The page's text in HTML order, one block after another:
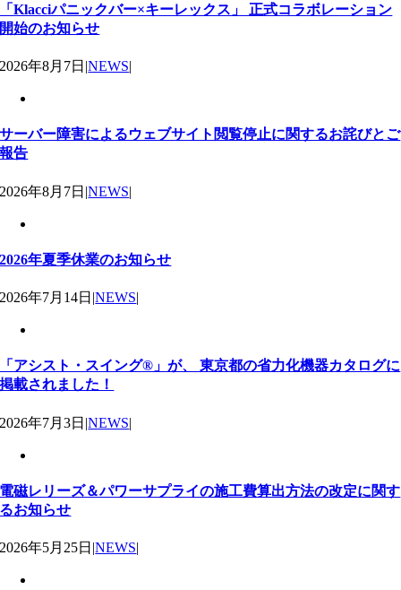
「Klacciパニックバー×キーレックス」 正式コラボレーション
開始のお知らせ
2026年8月7日 |NEWS|
サーバー障害によるウェブサイト閲覧停止に関するお詫びとご
報告
2026年8月7日 |NEWS|
2026年夏季休業のお知らせ
2026年7月14日 |NEWS|
「アシスト・スイング®」が、 東京都の省力化機器カタログに
掲載されました！
2026年7月3日 |NEWS|
電磁レリーズ＆パワーサプライの施工費算出方法の改定に関す
るお知らせ
2026年5月25日 |NEWS|